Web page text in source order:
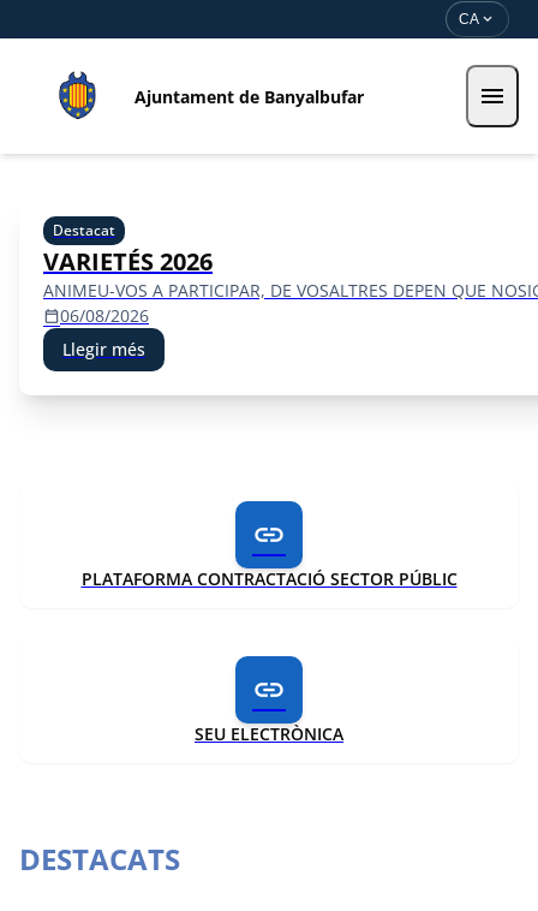
CA expand_more
Ajuntament de Banyalbufar menu
Destacat
VARIETÉS 2026
ANIMEU-VOS A PARTICIPAR, DE VOSALTRES DEPEN QUE
calendar_today06/08/2026
Llegir més
link
PLATAFORMA CONTRACTACIÓ SECTOR PÚBLIC
link
SEU ELECTRÒNICA
DESTACATS